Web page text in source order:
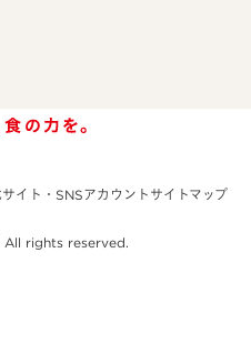
イト・SNSアカウント サイトマップ
rights reserved.